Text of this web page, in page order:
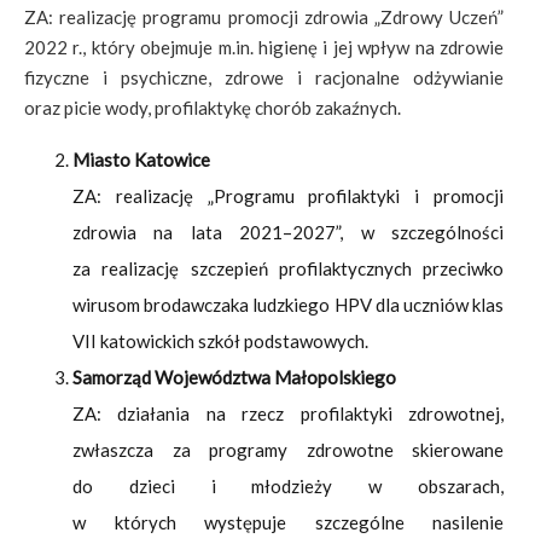
ZA: realizację programu promocji zdrowia „Zdrowy Uczeń”
2022 r., który obejmuje m.in. higienę i jej wpływ na zdrowie
fizyczne i psychiczne, zdrowe i racjonalne odżywianie
oraz picie wody, profilaktykę chorób zakaźnych.
Miasto Katowice
ZA: realizację „Programu profilaktyki i promocji
zdrowia na lata 2021–2027”, w szczególności
za realizację szczepień profilaktycznych przeciwko
wirusom brodawczaka ludzkiego HPV dla uczniów klas
VII katowickich szkół podstawowych.
Samorząd Województwa Małopolskiego
ZA: działania na rzecz profilaktyki zdrowotnej,
zwłaszcza za programy zdrowotne skierowane
do dzieci i młodzieży w obszarach,
w których występuje szczególne nasilenie